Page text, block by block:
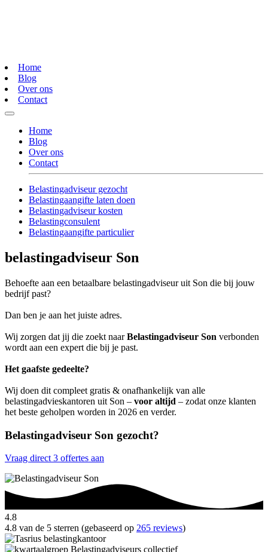
Home
Blog
Over ons
Contact
Home
Blog
Over ons
Contact
Belastingadviseur gezocht
Belastingaangifte laten doen
Belastingadviseur kosten
Belastingconsulent
Belastingaangifte particulier
belastingadviseur Son
Behoefte aan een betaalbare belastingadviseur uit Son die bij jouw
bedrijf past?
Dan ben je aan het juiste adres.
Wij zorgen dat jij die zoekt naarBelastingadviseur Son verbonden
wordt aan een expert die bij je past.
Het gaafste gedeelte?
Wij doen dit compleet gratis & onafhankelijk van alle
belastingadvieskantoren uit Son – voor altijd – zodat onze klanten
het beste geholpen worden in 2026 en verder.
Belastingadviseur Son gezocht?
Vraag direct 3 offertes aan
4.8
4.8 van de 5 sterren (gebaseerd op 265 reviews)